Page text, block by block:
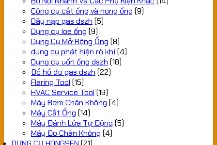
Công cụ cắt ống và nong ống (9)
Dây nạp gas dszh (5)
Dụng cụ loe ống (9)
Dụng Cụ Mở Rộng Ống (8)
dung cụ phát hiện rò khí(4)
Dụng cụ uốn ống dszh (18)
Đồ hồ đo gas dszh (22)
Flaring Tool (15)
HVAC Service Tool (19)
Máy Bơm Chân Không (4)
Máy Cắt Ống (14)
Máy Đánh Lửa Tự Động (5)
Máy Đo Chân Không (4)